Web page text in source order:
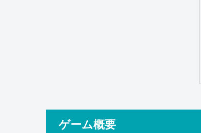
ゲーム概要